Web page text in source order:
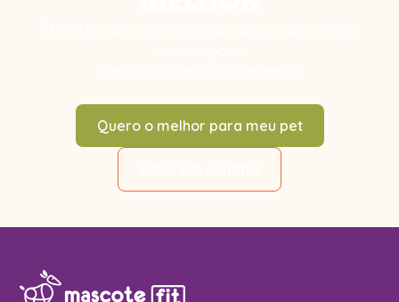
Quero o melhor para meu pet